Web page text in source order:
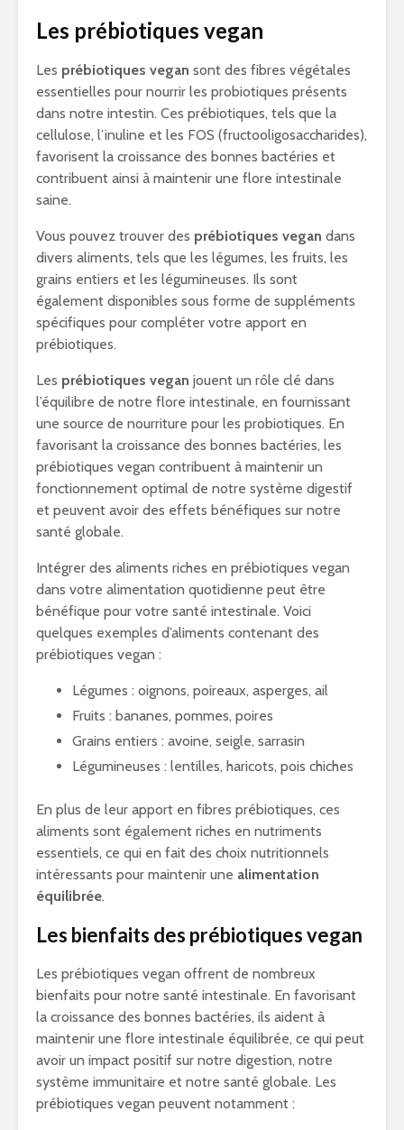
Les prébiotiques vegan
Les prébiotiques vegan sont des fibres végétales
essentielles pour nourrir les probiotiques présents
dans notre intestin. Ces prébiotiques, tels que la
cellulose, l’inuline et les FOS (fructooligosaccharides),
favorisent la croissance des bonnes bactéries et
contribuent ainsi à maintenir une flore intestinale
saine.
Vous pouvez trouver des prébiotiques vegan dans
divers aliments, tels que les légumes, les fruits, les
grains entiers et les légumineuses. Ils sont
également disponibles sous forme de suppléments
spécifiques pour compléter votre apport en
prébiotiques.
Les prébiotiques vegan jouent un rôle clé dans
l’équilibre de notre flore intestinale, en fournissant
une source de nourriture pour les probiotiques. En
favorisant la croissance des bonnes bactéries, les
prébiotiques vegan contribuent à maintenir un
fonctionnement optimal de notre système digestif
et peuvent avoir des effets bénéfiques sur notre
santé globale.
Intégrer des aliments riches en prébiotiques vegan
dans votre alimentation quotidienne peut être
bénéfique pour votre santé intestinale. Voici
quelques exemples d’aliments contenant des
prébiotiques vegan :
Légumes : oignons, poireaux, asperges, ail
Fruits : bananes, pommes, poires
Grains entiers : avoine, seigle, sarrasin
Légumineuses : lentilles, haricots, pois chiches
En plus de leur apport en fibres prébiotiques, ces
aliments sont également riches en nutriments
essentiels, ce qui en fait des choix nutritionnels
intéressants pour maintenir une alimentation
équilibrée.
Les bienfaits des prébiotiques vegan
Les prébiotiques vegan offrent de nombreux
bienfaits pour notre santé intestinale. En favorisant
la croissance des bonnes bactéries, ils aident à
maintenir une flore intestinale équilibrée, ce qui peut
avoir un impact positif sur notre digestion, notre
système immunitaire et notre santé globale. Les
prébiotiques vegan peuvent notamment :